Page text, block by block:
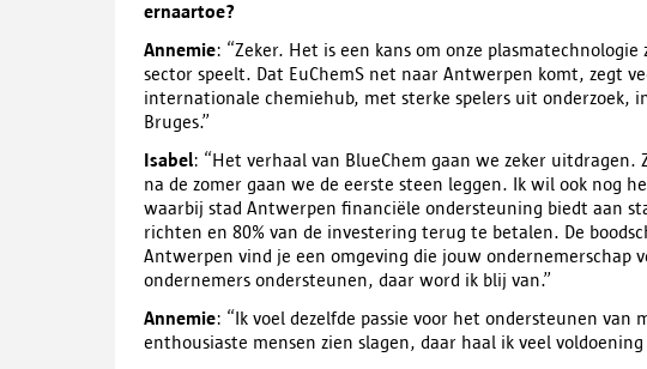
ernaartoe?
Annemie: “Zeker. Het is een kans om onze
sector speelt. Dat EuChemS net naar Antwerpen komt, zegt
internationale chemiehub, met sterke spelers uit onderzoek,
Bruges.”
Isabel: “Het verhaal van BlueChem gaan we zeker
na de zomer gaan we de eerste steen leggen. Ik wil ook nog
waarbij stad Antwerpen financiële ondersteuning biedt aan
richten en 80% van de investering terug te betalen. De
Antwerpen vind je een omgeving die jouw ondernemerschap
ondernemers ondersteunen, daar word ik blij van.”
Annemie: “Ik voel dezelfde passie voor het ondersteunen
enthousiaste mensen zien slagen, daar haal ik veel